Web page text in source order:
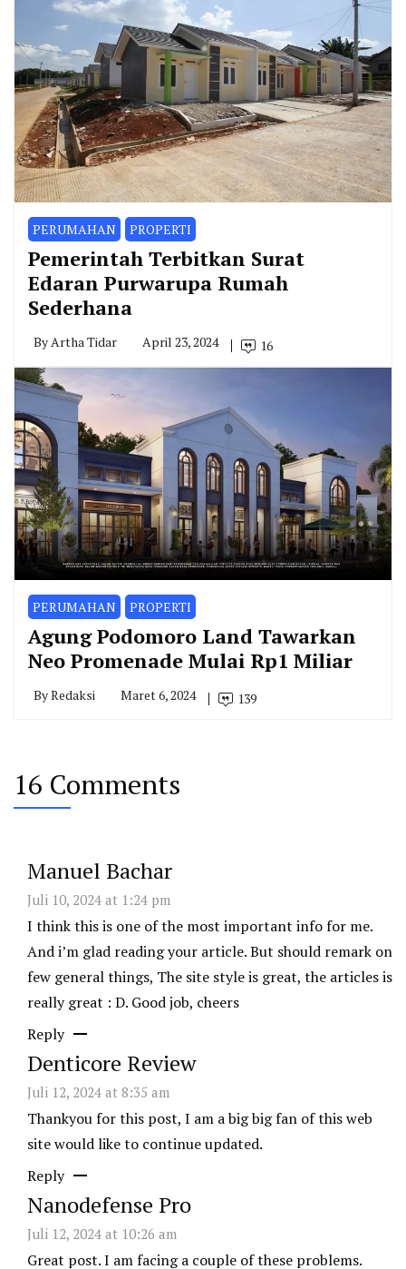
PERUMAHAN PROPERTI
Pemerintah Terbitkan Surat
Edaran Purwarupa Rumah
Sederhana
ByArtha Tidar April 23, 2024 16
PERUMAHAN PROPERTI
Agung Podomoro Land Tawarkan
Neo Promenade Mulai Rp1 Miliar
ByRedaksi Maret 6, 2024 139
16 Comments
Manuel Bachar
Juli 10, 2024 at 1:24 pm
I think this is one of the most important info for me.
And i’m glad reading your article. But should remark on
few general things, The site style is great, the articles is
really great : D. Good job, cheers
Reply
Denticore Review
Juli 12, 2024 at 8:35 am
Thankyou for this post, I am a big big fan of this web
site would like to continue updated.
Reply
Nanodefense Pro
Juli 12, 2024 at 10:26 am
Great post. I am facing a couple of these problems.